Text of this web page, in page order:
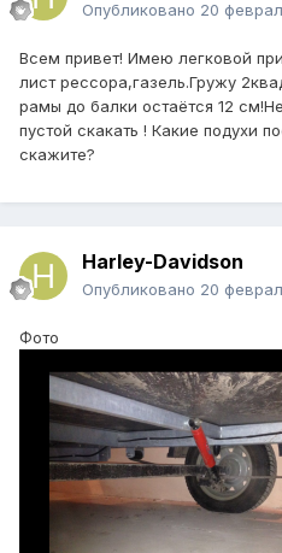
Опубликовано 20
Всем привет! Имею легковой
лист рессора,газель.Гружу
рамы до балки остаётся 12
пустой скакать ! Какие подухи
скажите?
Harley-Davidson
Опубликовано 20
Фото